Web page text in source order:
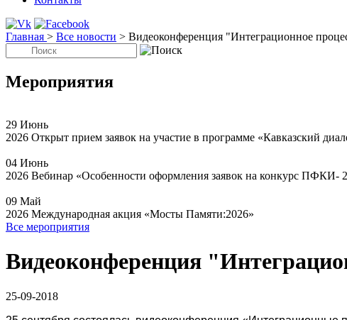
Главная > Все новости > Видеоконференция "Интеграционное
Мероприятия
29 Июнь
2026 Открыт прием заявок на участие в программе «Кавказский
04 Июнь
2026 Вебинар «Особенности оформления заявок на конкурс ПФКИ-
09 Май
2026 Международная акция «Мосты Памяти:2026»
Все мероприятия
Видеоконференция
25-09-2018